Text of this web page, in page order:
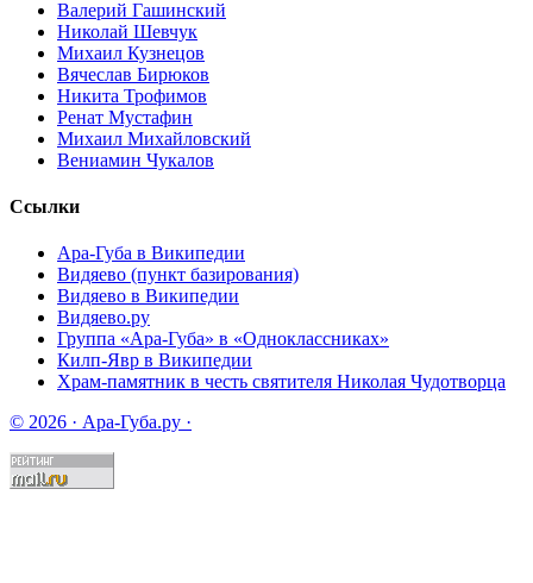
Валерий Гашинский
Николай Шевчук
Михаил Кузнецов
Вячеслав Бирюков
Никита Трофимов
Ренат Мустафин
Михаил Михайловский
Вениамин Чукалов
Ссылки
Ара-Губа в Википедии
Видяево (пункт базирования)
Видяево в Википедии
Видяево.ру
Группа «Ара-Губа» в «Одноклассниках»
Килп-Явр в Википедии
Храм-памятник в честь святителя Николая Чудотворца
© 2026 · Ара-Губа.ру ·